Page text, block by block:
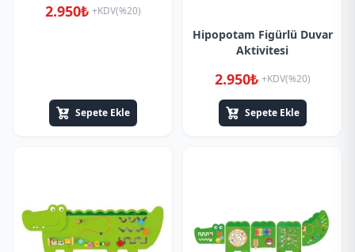
2.950₺ +KDV(%20)
Sepete Ekle
Hipopotam Figürlü Duvar
Aktivitesi
2.950₺ +KDV(%20)
Sepete Ekle